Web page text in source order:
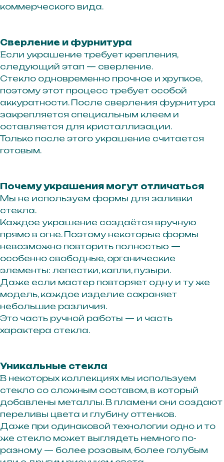
коммерческого вида.
Сверление и фурнитура
Если украшение требует крепления,
следующий этап — сверление.
Стекло одновременно прочное и хрупкое,
поэтому этот процесс требует особой
аккуратности. После сверления фурнитура
закрепляется специальным клеем и
оставляется для кристаллизации.
Только после этого украшение считается
готовым.
Почему украшения могут отличаться
Мы не используем формы для заливки
стекла.
Каждое украшение создаётся вручную
прямо в огне. Поэтому некоторые формы
невозможно повторить полностью —
особенно свободные, органические
элементы: лепестки, капли, пузыри.
Даже если мастер повторяет одну и ту же
модель, каждое изделие сохраняет
небольшие различия.
Это часть ручной работы — и часть
характера стекла.
Уникальные стекла
В некоторых коллекциях мы используем
стекло со сложным составом, в который
добавлены металлы. В пламени они создают
переливы цвета и глубину оттенков.
Даже при одинаковой технологии одно и то
же стекло может выглядеть немного по-
разному — более розовым, более голубым
к новым коллекциям, главным
событиям и акциям
Шейные украшения
Каффы
Каталог
Подарочный сертификат
Рекомендации по уходу
ПОДПИСАТЬСЯ
Нажимая кнопку «подписаться», вы соглашаетесь с
г. Иркутск ул. Байкальская
3 этаж, офис 311А